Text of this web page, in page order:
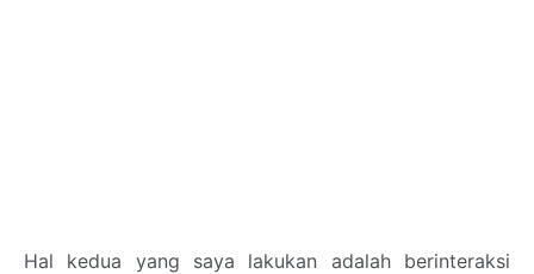
Hal kedua yang saya lakukan adalah berinteraksi